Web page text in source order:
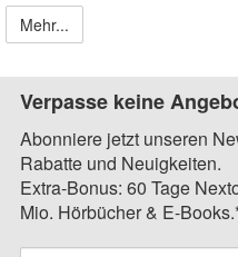
Mehr...
Verpasse keine
Abonniere jetzt unseren
Rabatte und Neuigkeiten.
Extra-Bonus: 60 Tage
Mio. Hörbücher & E-